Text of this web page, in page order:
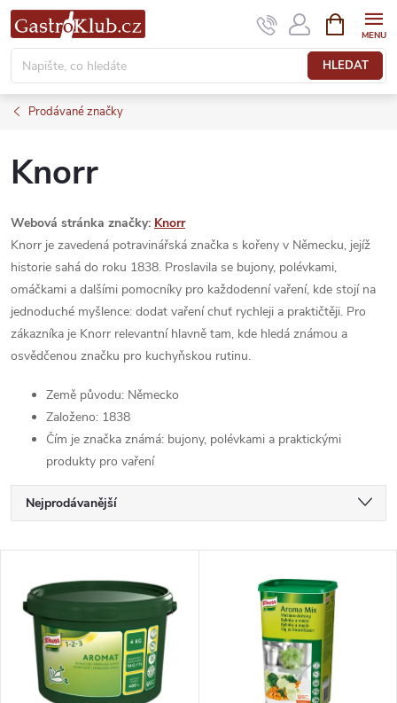
Přejít
na
obsah
HLEDAT
NÁKUPNÍ
KOŠÍK
Prodávané značky
Knorr
Webová stránka značky: Knorr
Knorr je zavedená potravinářská značka s kořeny v Německu, jejíž
historie sahá do roku 1838. Proslavila se bujony, polévkami,
omáčkami a dalšími pomocníky pro každodenní vaření, kde stojí na
jednoduché myšlence: dodat vaření chuť rychleji a praktičtěji. Pro
zákazníka je Knorr relevantní hlavně tam, kde hledá známou a
osvědčenou značku pro kuchyňskou rutinu.
Země původu: Německo
Založeno: 1838
Čím je značka známá: bujony, polévkami a praktickými
produkty pro vaření
Ř
a
z
Nejprodávanější
Abecedně
ý